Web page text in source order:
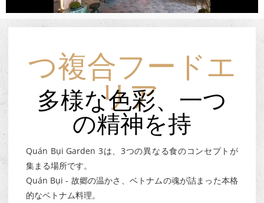
つ複合フードエ
リア
多様な色彩、一つ
の精神を持
Quán Bụi Garden 3は、3つの異なる食のコンセプトが
集まる場所です。
Quán Bụi - 故郷の温かさ、ベトナムの魂が詰まった本格
的なベトナム料理。